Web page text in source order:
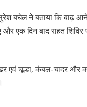
बघेल ने बताया कि बाढ़ आने
एक दिन बाद राहत
एवं चूल्हा, कंबल-चादर